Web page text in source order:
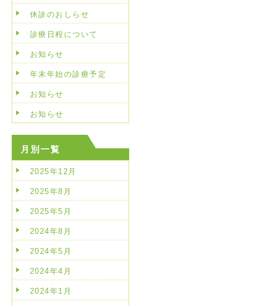
休診のおしらせ
診療日程について
お知らせ
年末年始の診療予定
お知らせ
お知らせ
月別一覧
2025年12月
2025年8月
2025年5月
2024年8月
2024年5月
2024年4月
2024年1月